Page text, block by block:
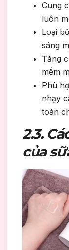
Cung
luôn
Loại
sáng
Tăng
mềm
Phù
nhạy
toàn
2.3.
của